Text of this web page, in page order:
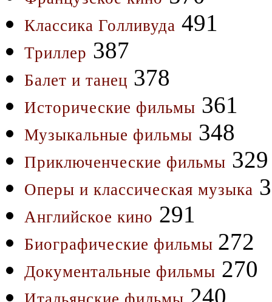
Классика Голливуда 491
Триллер 387
Балет и танец 378
Исторические фильмы 361
Музыкальные фильмы 348
Приключенческие фильмы 329
Оперы и классическая музыка
Английское кино 291
Биографические фильмы 272
Документальные фильмы 270
240